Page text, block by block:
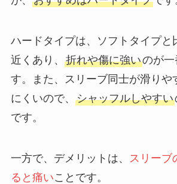
ハードタイプは、ソフトタイプと
近くあり、 折れや傷に強いのが
す。また、スリーブ同士が滑りや
にくいので、 シャッフルしやすい
です。
一方で、デメリットは、
スリーブ
ると痛いことです。